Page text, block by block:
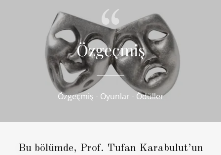
Özgeçmiş
Özgeçmiş - Oyunlar - Ödüller
Bu bölümde, Prof. Tufan Karabulut’un